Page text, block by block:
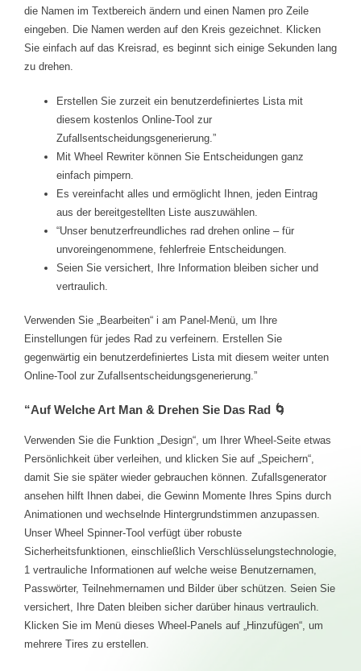
die Namen im Textbereich ändern und einen Namen pro Zeile
eingeben. Die Namen werden auf den Kreis gezeichnet. Klicken
Sie einfach auf das Kreisrad, es beginnt sich einige Sekunden lang
zu drehen.
Erstellen Sie zurzeit ein benutzerdefiniertes Lista mit
diesem kostenlos Online-Tool zur
Zufallsentscheidungsgenerierung.”
Mit Wheel Rewriter können Sie Entscheidungen ganz
einfach pimpern.
Es vereinfacht alles und ermöglicht Ihnen, jeden Eintrag
aus der bereitgestellten Liste auszuwählen.
“Unser benutzerfreundliches rad drehen online – für
unvoreingenommene, fehlerfreie Entscheidungen.
Seien Sie versichert, Ihre Information bleiben sicher und
vertraulich.
Verwenden Sie „Bearbeiten“ i am Panel-Menü, um Ihre
Einstellungen für jedes Rad zu verfeinern. Erstellen Sie
gegenwärtig ein benutzerdefiniertes Lista mit diesem weiter unten
Online-Tool zur Zufallsentscheidungsgenerierung.”
“Auf Welche Art Man & Drehen Sie Das Rad 🌀
Verwenden Sie die Funktion „Design“, um Ihrer Wheel-Seite etwas
Persönlichkeit über verleihen, und klicken Sie auf „Speichern“,
damit Sie sie später wieder gebrauchen können. Zufallsgenerator
ansehen hilft Ihnen dabei, die Gewinn Momente Ihres Spins durch
Animationen und wechselnde Hintergrundstimmen anzupassen.
Unser Wheel Spinner-Tool verfügt über robuste
Sicherheitsfunktionen, einschließlich Verschlüsselungstechnologie,
1 vertrauliche Informationen auf welche weise Benutzernamen,
Passwörter, Teilnehmernamen und Bilder über schützen. Seien Sie
versichert, Ihre Daten bleiben sicher darüber hinaus vertraulich.
Klicken Sie im Menü dieses Wheel-Panels auf „Hinzufügen“, um
mehrere Tires zu erstellen.